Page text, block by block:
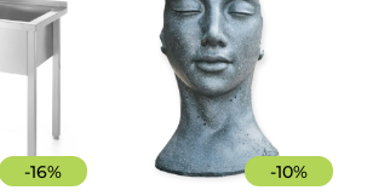
-16%
-10%